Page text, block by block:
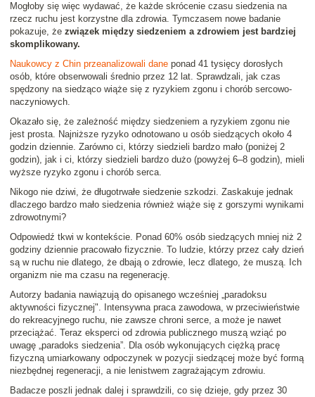
Mogłoby się więc wydawać, że każde skrócenie czasu siedzenia na
rzecz ruchu jest korzystne dla zdrowia. Tymczasem nowe badanie
pokazuje, że związek między siedzeniem a zdrowiem jest bardziej
skomplikowany.
Naukowcy z Chin przeanalizowali dane ponad 41 tysięcy dorosłych
osób, które obserwowali średnio przez 12 lat. Sprawdzali, jak czas
spędzony na siedząco wiąże się z ryzykiem zgonu i chorób sercowo-
naczyniowych.
Okazało się, że zależność między siedzeniem a ryzykiem zgonu nie
jest prosta. Najniższe ryzyko odnotowano u osób siedzących około 4
godzin dziennie. Zarówno ci, którzy siedzieli bardzo mało (poniżej 2
godzin), jak i ci, którzy siedzieli bardzo dużo (powyżej 6–8 godzin), mieli
wyższe ryzyko zgonu i chorób serca.
Nikogo nie dziwi, że długotrwałe siedzenie szkodzi. Zaskakuje jednak
dlaczego bardzo mało siedzenia również wiąże się z gorszymi wynikami
zdrowotnymi?
Odpowiedź tkwi w kontekście. Ponad 60% osób siedzących mniej niż 2
godziny dziennie pracowało fizycznie. To ludzie, którzy przez cały dzień
są w ruchu nie dlatego, że dbają o zdrowie, lecz dlatego, że muszą. Ich
organizm nie ma czasu na regenerację.
Autorzy badania nawiązują do opisanego wcześniej „paradoksu
aktywności fizycznej". Intensywna praca zawodowa, w przeciwieństwie
do rekreacyjnego ruchu, nie zawsze chroni serce, a może je nawet
przeciążać. Teraz eksperci od zdrowia publicznego muszą wziąć po
uwagę „paradoks siedzenia”. Dla osób wykonujących ciężką pracę
fizyczną umiarkowany odpoczynek w pozycji siedzącej może być formą
niezbędnej regeneracji, a nie lenistwem zagrażającym zdrowiu.
Badacze poszli jednak dalej i sprawdzili, co się dzieje, gdy przez 30